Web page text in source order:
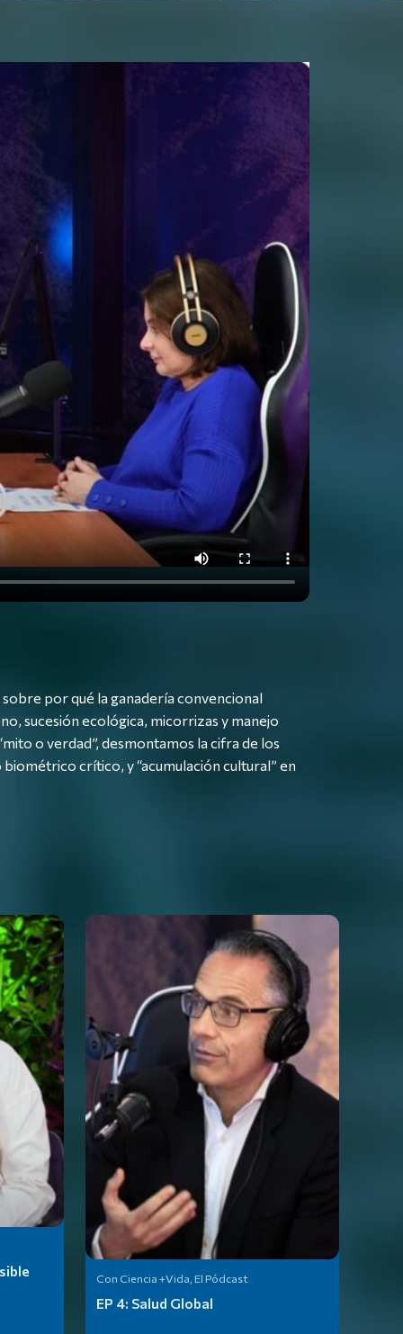
por qué la ganadería convencional
sucesión ecológica, micorrizas y manejo
o verdad”, desmontamos la cifra de los
crítico, y “acumulación cultural” en
Con Ciencia +Vida, El Pódcast
EP 4: Salud Global